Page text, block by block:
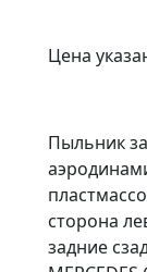
Цена
Пыльник
сторона
задние